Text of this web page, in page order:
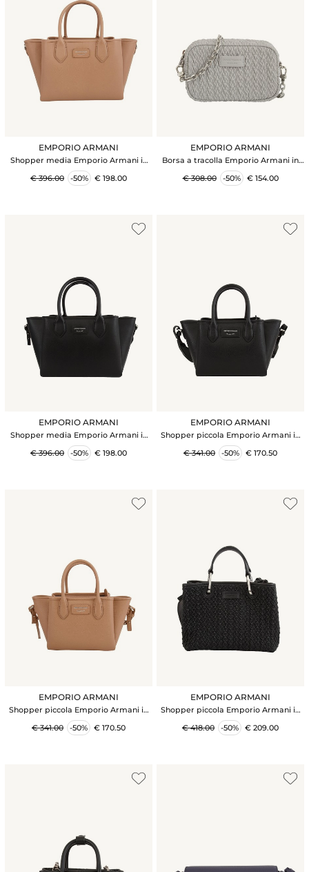
EMPORIO ARMANI
Shopper media Emporio Armani in
ecopelle palmellata rosa
€ 396.00
-50% € 198.00
EMPORIO ARMANI
Borsa a tracolla Emporio Armani in
ecopelle goffrata grigia
€ 308.00
-50% € 154.00
EMPORIO ARMANI
Shopper media Emporio Armani in
ecopelle palmellata nera
€ 396.00
-50% € 198.00
EMPORIO ARMANI
Shopper piccola Emporio Armani in
ecopelle palmellata nera
€ 341.00
-50% € 170.50
EMPORIO ARMANI
Shopper piccola Emporio Armani in
ecopelle palmellata rosa nude
€ 341.00
-50% € 170.50
EMPORIO ARMANI
Shopper piccola Emporio Armani in
ecopelle trapuntata nera
€ 418.00
-50% € 209.00